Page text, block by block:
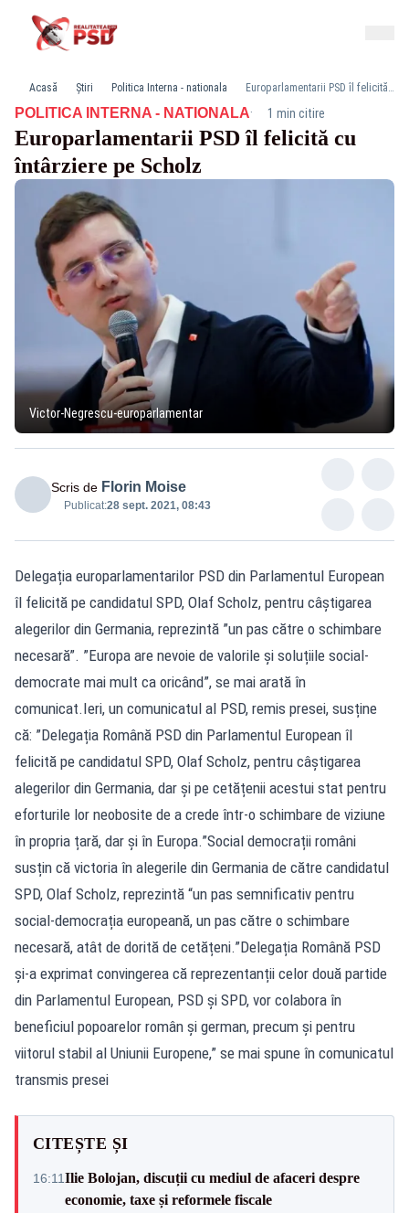
Acasă Știri Politica Interna - nationala Europarlamentarii PSD îl felicită cu întârziere pe Scholz
POLITICA INTERNA - NATIONALA· 1 min citire
Europarlamentarii PSD îl felicită cu
întârziere pe Scholz
Victor-Negrescu-europarlamentar
Scris de Florin Moise
Publicat:28 sept. 2021, 08:43
Delegația europarlamentarilor PSD din Parlamentul European
îl felicită pe candidatul SPD, Olaf Scholz, pentru câștigarea
alegerilor din Germania, reprezintă ”un pas către o schimbare
necesară”. ”Europa are nevoie de valorile şi soluțiile social-
democrate mai mult ca oricând”, se mai arată în
comunicat.Ieri, un comunicatul al PSD, remis presei, susține
că: ”Delegația Română PSD din Parlamentul European îl
felicită pe candidatul SPD, Olaf Scholz, pentru câștigarea
alegerilor din Germania, dar și pe cetățenii acestui stat pentru
eforturile lor neobosite de a crede într-o schimbare de viziune
în propria țară, dar și în Europa.”Social democrații români
susțin că victoria în alegerile din Germania de către candidatul
SPD, Olaf Scholz, reprezintă “un pas semnificativ pentru
social-democrația europeană, un pas către o schimbare
necesară, atât de dorită de cetățeni.”Delegația Română PSD
și-a exprimat convingerea că reprezentanții celor două partide
din Parlamentul European, PSD și SPD, vor colabora în
beneficiul popoarelor român şi german, precum şi pentru
viitorul stabil al Uniunii Europene,” se mai spune în comunicatul
transmis presei
CITEȘTE ȘI
16:11Ilie Bolojan, discuții cu mediul de afaceri despre
economie, taxe și reformele fiscale